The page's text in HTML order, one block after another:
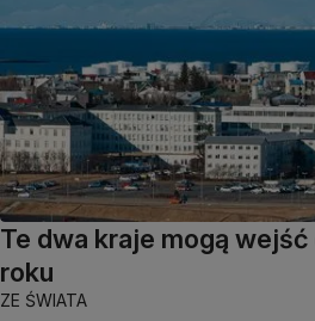
Te dwa kraje mogą wejść
roku
ZE ŚWIATA